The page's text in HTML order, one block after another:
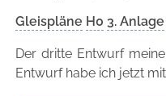
Gleispläne H0 3. Anlage
Der dritte Entwurf
Entwurf habe ich jetzt